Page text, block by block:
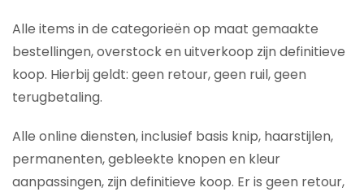
Alle items in de categorieën op maat gemaakte
bestellingen, overstock en uitverkoop zijn definitieve
koop. Hierbij geldt: geen retour, geen ruil, geen
terugbetaling.
Alle online diensten, inclusief basis knip, haarstijlen,
permanenten, gebleekte knopen en kleur
aanpassingen, zijn definitieve koop. Er is geen retour,